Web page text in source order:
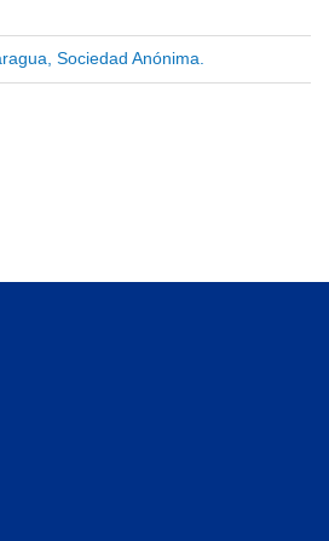
Sociedad Anónima.